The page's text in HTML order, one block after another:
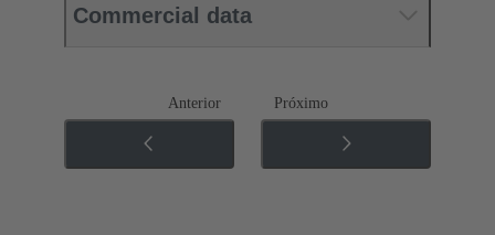
Commercial data
Anterior Próximo